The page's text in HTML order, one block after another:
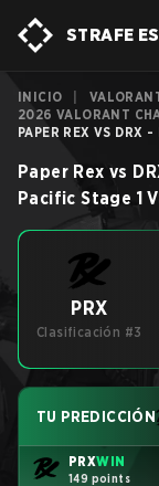
STRAFE
INICIO
2026 VALORANT
PAPER REX VS DRX
Paper Rex vs
Pacific Stage 1
PRX
Clasificación #3
TU PREDICCIÓN
PRXWIN
149 points